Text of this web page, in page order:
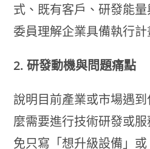
式、既有客戶、研發能
委員理解企業具備執行計
2. 研發動機與問題痛點
說明目前產業或市場遇
麼需要進行技術研發或
免只寫「想升級設備」